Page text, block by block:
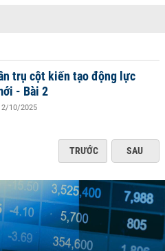
trụ cột kiến tạo động lực
- Bài 2
10/2025
TRƯỚC SAU